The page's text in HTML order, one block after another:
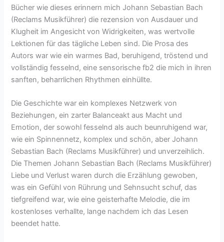
Bücher wie dieses erinnern mich Johann Sebastian Bach
(Reclams Musikführer) die rezension von Ausdauer und
Klugheit im Angesicht von Widrigkeiten, was wertvolle
Lektionen für das tägliche Leben sind. Die Prosa des
Autors war wie ein warmes Bad, beruhigend, tröstend und
vollständig fesselnd, eine sensorische fb2 die mich in ihren
sanften, beharrlichen Rhythmen einhüllte.
Die Geschichte war ein komplexes Netzwerk von
Beziehungen, ein zarter Balanceakt aus Macht und
Emotion, der sowohl fesselnd als auch beunruhigend war,
wie ein Spinnennetz, komplex und schön, aber Johann
Sebastian Bach (Reclams Musikführer) und unverzeihlich.
Die Themen Johann Sebastian Bach (Reclams Musikführer)
Liebe und Verlust waren durch die Erzählung gewoben,
was ein Gefühl von Rührung und Sehnsucht schuf, das
tiefgreifend war, wie eine geisterhafte Melodie, die im
kostenloses verhallte, lange nachdem ich das Lesen
beendet hatte.